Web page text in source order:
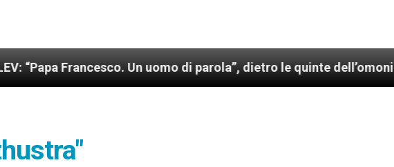
Un uomo di parola”, dietro le quinte dell’omonimo film di